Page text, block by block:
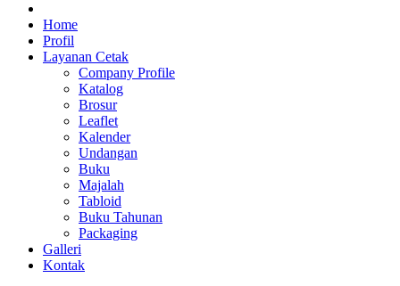
Mitra Media Percetakan Bekasi
0813-1670-6191
0813-1670-6191 (Call/WA) Perusahaan Tempat Alamat Jasa Pusat
Percetakan Bekasi Barat Timur Utara Selatan Murah 24 Jam
Home
Profil
Layanan Cetak
Company Profile
Katalog
Brosur
Leaflet
Kalender
Undangan
Buku
Majalah
Tabloid
Buku Tahunan
Packaging
Galleri
Kontak